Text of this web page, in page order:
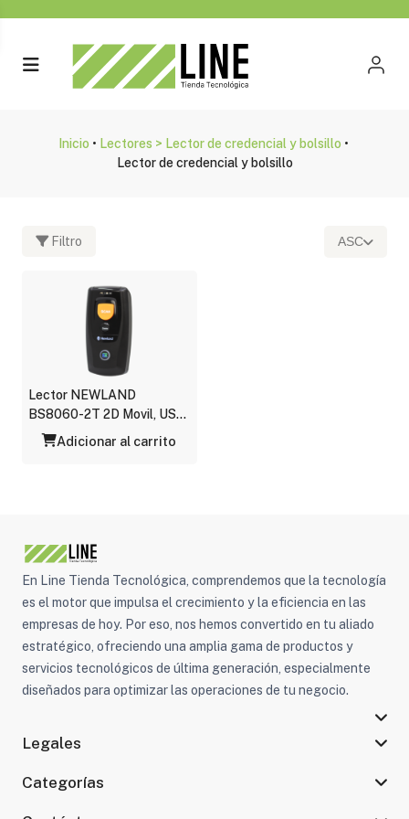
Inicio • Lectores > Lector de credencial y bolsillo •
Lector de credencial y bolsillo
Filtro ASC
Newland
Lector NEWLAND
BS8060-2T 2D Movil, USB,
bluetooth, 1D, PDF417,
Adicionar al carrito
En Line Tienda Tecnológica, comprendemos que la tecnología
es el motor que impulsa el crecimiento y la eficiencia en las
empresas de hoy. Por eso, nos hemos convertido en tu aliado
estratégico, ofreciendo una amplia gama de productos y
servicios tecnológicos de última generación, especialmente
diseñados para optimizar las operaciones de tu negocio.
Legales
Categorías